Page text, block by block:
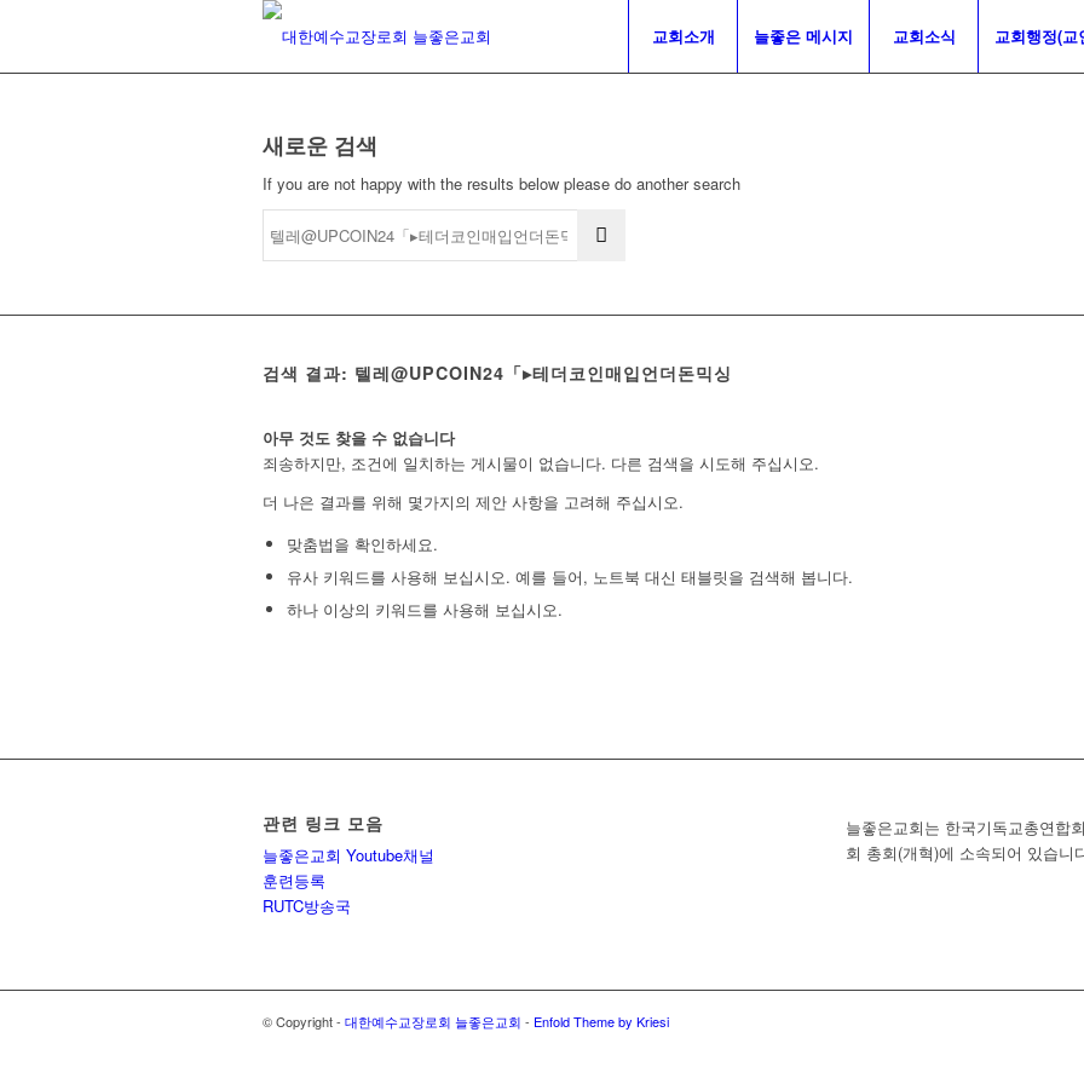
교회소개 늘좋은 메시지 교회소식 교회행정(교
새로운 검색
If you are not happy with the results below please do another search
검색 결과: 텔레@UPCOIN24「▸테더코인매입언더돈믹싱
아무 것도 찾을 수 없습니다
죄송하지만, 조건에 일치하는 게시물이 없습니다. 다른 검색을 시도해 주십시오.
더 나은 결과를 위해 몇가지의 제안 사항을 고려해 주십시오.
맞춤법을 확인하세요.
유사 키워드를 사용해 보십시오. 예를 들어, 노트북 대신 태블릿을 검색해 봅니다.
하나 이상의 키워드를 사용해 보십시오.
관련 링크 모음
늘좋은교회 Youtube채널
훈련등록
RUTC방송국
늘좋은교회는 한국기독교총연합
회 총회(개혁)에 소속되어 있습니
© Copyright - 대한예수교장로회 늘좋은교회 - Enfold Theme by Kriesi